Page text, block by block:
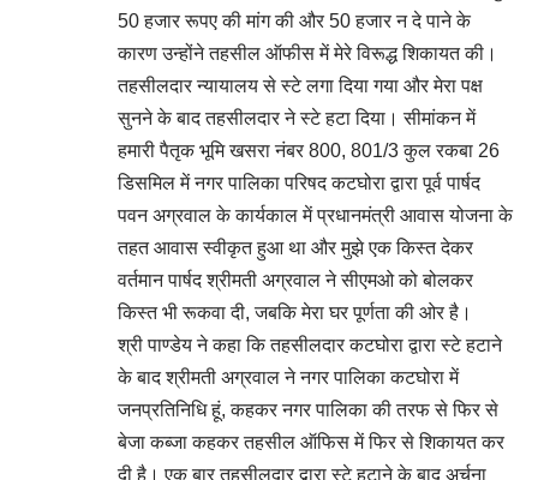
50 हजार रूपए की मांग की और 50 हजार न दे पाने के
कारण उन्होंने तहसील ऑफीस में मेरे विरूद्ध शिकायत की।
तहसीलदार न्यायालय से स्टे लगा दिया गया और मेरा पक्ष
सुनने के बाद तहसीलदार ने स्टे हटा दिया। सीमांकन में
हमारी पैतृक भूमि खसरा नंबर 800, 801/3 कुल रकबा 26
डिसमिल में नगर पालिका परिषद कटघोरा द्वारा पूर्व पार्षद
पवन अग्रवाल के कार्यकाल में प्रधानमंत्री आवास योजना के
तहत आवास स्वीकृत हुआ था और मुझे एक किस्त देकर
वर्तमान पार्षद श्रीमती अग्रवाल ने सीएमओ को बोलकर
किस्त भी रूकवा दी, जबकि मेरा घर पूर्णता की ओर है।
श्री पाण्डेय ने कहा कि तहसीलदार कटघोरा द्वारा स्टे हटाने
के बाद श्रीमती अग्रवाल ने नगर पालिका कटघोरा में
जनप्रतिनिधि हूं, कहकर नगर पालिका की तरफ से फिर से
बेजा कब्जा कहकर तहसील ऑफिस में फिर से शिकायत कर
दी है। एक बार तहसीलदार द्वारा स्टे हटाने के बाद अर्चना